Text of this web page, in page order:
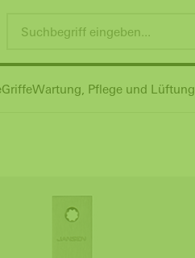
GriffeWartung, Pflege und Lüftung